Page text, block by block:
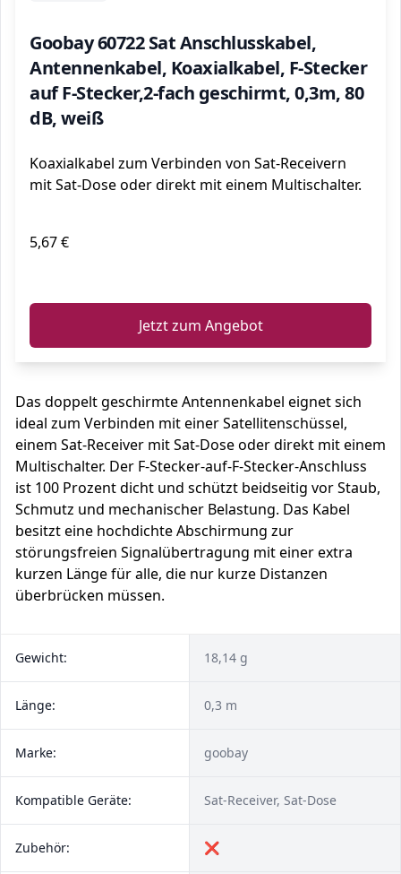
Goobay 60722 Sat Anschlusskabel,
Antennenkabel, Koaxialkabel, F-Stecker
auf F-Stecker,2-fach geschirmt, 0,3m, 80
dB, weiß
Koaxialkabel zum Verbinden von Sat-Receivern
mit Sat-Dose oder direkt mit einem Multischalter.
5,67 €
Jetzt zum Angebot
Das doppelt geschirmte Antennenkabel eignet sich
ideal zum Verbinden mit einer Satellitenschüssel,
einem Sat-Receiver mit Sat-Dose oder direkt mit einem
Multischalter. Der F-Stecker-auf-F-Stecker-Anschluss
ist 100 Prozent dicht und schützt beidseitig vor Staub,
Schmutz und mechanischer Belastung. Das Kabel
besitzt eine hochdichte Abschirmung zur
störungsfreien Signalübertragung mit einer extra
kurzen Länge für alle, die nur kurze Distanzen
überbrücken müssen.
Gewicht: 18,14 g
Länge: 0,3 m
Marke: goobay
Kompatible Geräte: Sat-Receiver, Sat-Dose
Zubehör: ❌